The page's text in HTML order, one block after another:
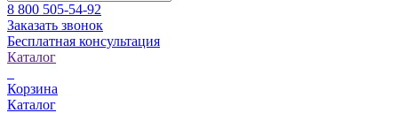
8 800 505-54-92
Заказать звонок
Бесплатная консультация
Каталог
Корзина
Каталог